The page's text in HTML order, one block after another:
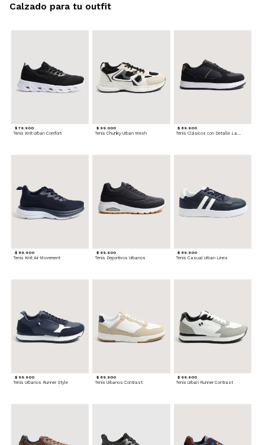
$ 79.900
Tenis Knit Urban Comfort
$ 99.000
Tenis Chunky Urban Mesh
$ 89.900
Tenis Clásicos con Detalle Lateral
$ 89.900
Tenis Knit Air Movement
$ 99.900
Tenis Deportivos Urbanos
$ 89.900
Tenis Casual Urban Lines
$ 99.900
Tenis Urbanos Runner Style
$ 89.900
Tenis Urbanos Contrast
$ 99.900
Tenis Urban Runner Contrast
Calzado para tu outfit